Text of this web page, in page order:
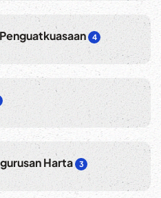
4
Harta 3